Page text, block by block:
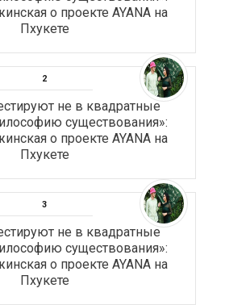
о проекте AYANA на
Пхукете
не в квадратные
существования»:
о проекте AYANA на
Пхукете
не в квадратные
существования»:
о проекте AYANA на
Пхукете